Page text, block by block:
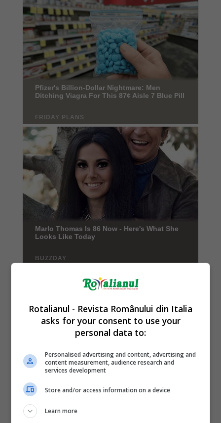
Rotalianul - Revista Românului din Italia
asks for your consent to use your
personal data to:
Personalised advertising and content, advertising and
content measurement, audience research and
services development
Store and/or access information on a device
Learn more